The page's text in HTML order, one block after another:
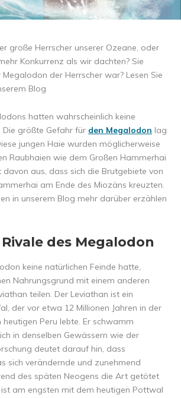
große Herrscher unserer Ozeane, oder
Konkurrenz als wir dachten? Sie
der Herrscher war? Lesen Sie
Blog
hatten wahrscheinlich keine
Die größte Gefahr für den Megalodon lag
jungen Haie wurden möglicherweise
Raubhaien wie dem Großen Hammerhai
davon aus, dass sich die Brutgebiete von
am Ende des Miozäns kreuzten.
in unserem Blog mehr darüber erzählen
des Megalodon
keine natürlichen Feinde hatte,
Nahrungsgrund mit einem anderen
teilen. Der Leviathan ist ein
der vor etwa 12 Millionen Jahren in der
Peru lebte. Er schwamm
in denselben Gewässern wie der
deutet darauf hin, dass
sich verändernde und zunehmend
des späten Neogens die Art getötet
am engsten mit dem heutigen Pottwal